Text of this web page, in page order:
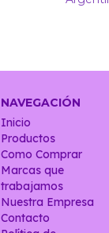
NAVEGACIÓN
Inicio
Productos
Como Comprar
Marcas que
trabajamos
Nuestra Empresa
Contacto